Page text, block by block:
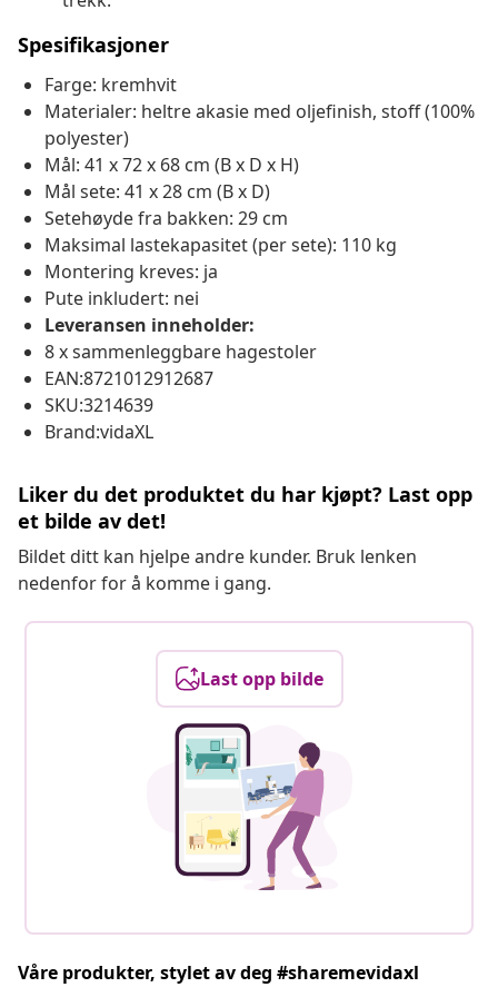
Spesifikasjoner
Farge: kremhvit
Materialer: heltre akasie med oljefinish, stoff (100%
polyester)
Mål: 41 x 72 x 68 cm (B x D x H)
Mål sete: 41 x 28 cm (B x D)
Setehøyde fra bakken: 29 cm
Maksimal lastekapasitet (per sete): 110 kg
Montering kreves: ja
Pute inkludert: nei
Leveransen inneholder:
8 x sammenleggbare hagestoler
EAN:8721012912687
SKU:3214639
Brand:vidaXL
Liker du det produktet du har kjøpt? Last opp
et bilde av det!
Bildet ditt kan hjelpe andre kunder. Bruk lenken
nedenfor for å komme i gang.
Last opp bilde
Våre produkter, stylet av deg #sharemevidaxl